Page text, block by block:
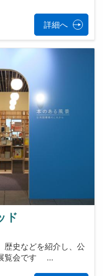
詳細へ
ド
歴史などを紹介し、公
展覧会です …